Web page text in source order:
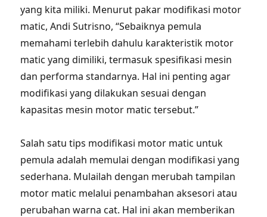
yang kita miliki. Menurut pakar modifikasi motor
matic, Andi Sutrisno, “Sebaiknya pemula
memahami terlebih dahulu karakteristik motor
matic yang dimiliki, termasuk spesifikasi mesin
dan performa standarnya. Hal ini penting agar
modifikasi yang dilakukan sesuai dengan
kapasitas mesin motor matic tersebut.”
Salah satu tips modifikasi motor matic untuk
pemula adalah memulai dengan modifikasi yang
sederhana. Mulailah dengan merubah tampilan
motor matic melalui penambahan aksesori atau
perubahan warna cat. Hal ini akan memberikan